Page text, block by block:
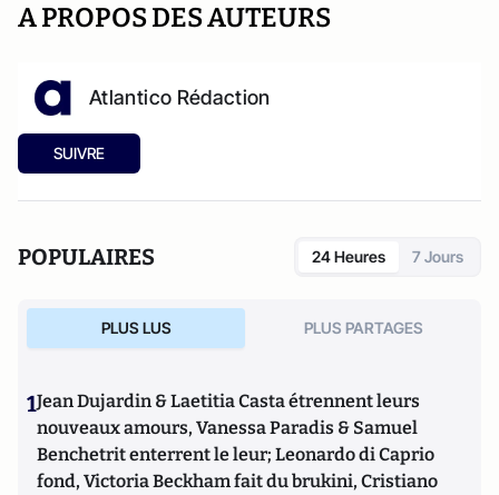
A PROPOS DES AUTEURS
Atlantico Rédaction
SUIVRE
POPULAIRES 24 Heures 7 Jours
PLUS LUS PLUS PARTAGES
1Jean Dujardin & Laetitia Casta étrennent leurs
nouveaux amours, Vanessa Paradis & Samuel
Benchetrit enterrent le leur; Leonardo di Caprio
fond, Victoria Beckham fait du brukini, Cristiano